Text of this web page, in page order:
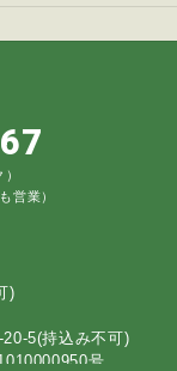
営業）
)
5(持込み不可)
号